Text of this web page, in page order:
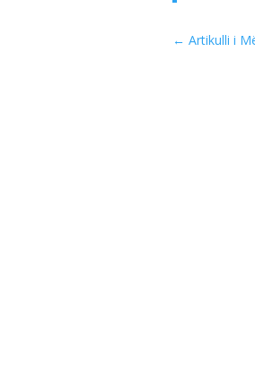
← Artikulli i